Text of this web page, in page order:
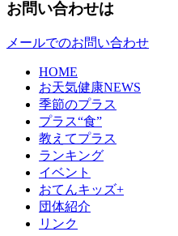
お問い合わせは
メールでのお問い合わせ
HOME
お天気健康NEWS
季節のプラス
プラス“食”
教えてプラス
ランキング
イベント
おてんキッズ+
団体紹介
リンク